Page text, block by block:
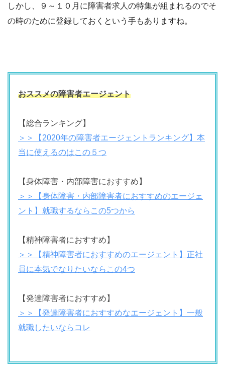
しかし、９～１０月に障害者求人の特集が組まれるのでそ
の時のために登録しておくという手もありますね。
おススメの障害者エージェント
【総合ランキング】
＞＞【2020年の障害者エージェントランキング】本
当に使えるのはこの５つ
【身体障害・内部障害におすすめ】
＞＞【身体障害・内部障害者におすすめのエージェ
ント】就職するならこの5つから
【精神障害者におすすめ】
＞＞【精神障害者におすすめのエージェント】正社
員に本気でなりたいならこの4つ
【発達障害者におすすめ】
＞＞【発達障害者におすすめなエージェント】一般
就職したいならコレ